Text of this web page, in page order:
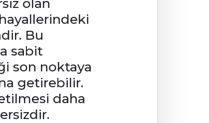
olan
Bu
sabit
son noktaya
getirebilir.
daha